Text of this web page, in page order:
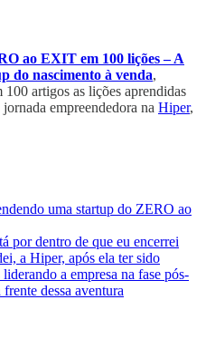
ao EXIT em 100 lições – A
do nascimento à venda,
artigos as lições aprendidas
empreendedora na Hiper,
uma startup do ZERO ao
por dentro de que eu encerrei
a Hiper, após ela ter sido
a empresa na fase pós-
dessa aventura